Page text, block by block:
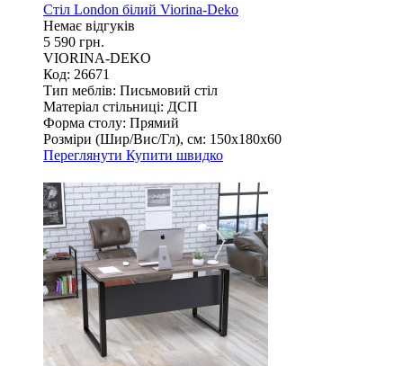
Стіл London білий Viorina-Deko
Немає відгуків
5 590 грн.
VIORINA-DEKO
Код: 26671
Тип меблів: Письмовий стіл
Матеріал стільниці: ДСП
Форма столу: Прямий
Розміри (Шир/Вис/Гл), см: 150х180х60
Переглянути Купити швидко